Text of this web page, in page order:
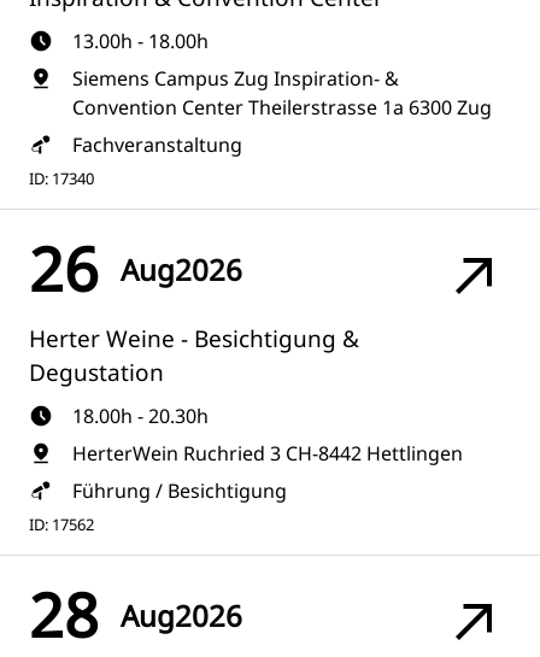
13.00h - 18.00h
Siemens Campus Zug Inspiration- &
Convention Center Theilerstrasse 1a 6300 Zug
Fachveranstaltung
ID: 17340
26 Aug2026
Herter Weine - Besichtigung &
Degustation
18.00h - 20.30h
HerterWein Ruchried 3 CH-8442 Hettlingen
Führung / Besichtigung
ID: 17562
28 Aug2026